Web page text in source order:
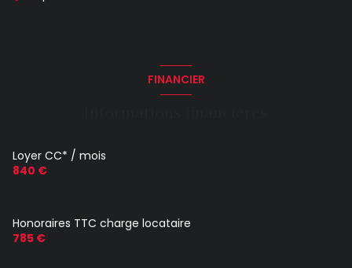
FINANCIER
Loyer CC* / mois
840 €
Honoraires TTC charge locataire
785 €